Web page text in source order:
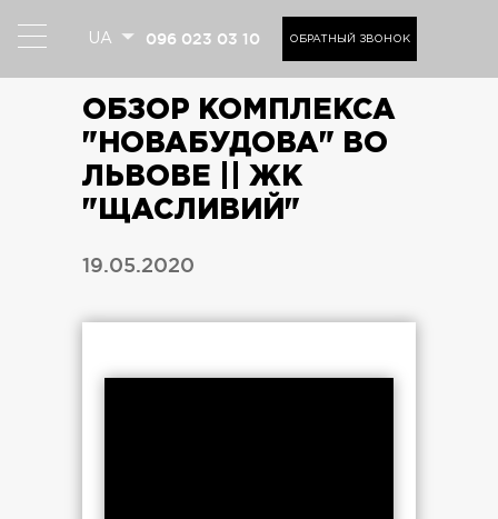
UA 096 023 03 10 ОБРАТНЫЙ ЗВОНОК
ОБЗОР КОМПЛЕКСА
"НОВАБУДОВА" ВО
ЛЬВОВЕ || ЖК
"ЩАСЛИВИЙ"
19.05.2020